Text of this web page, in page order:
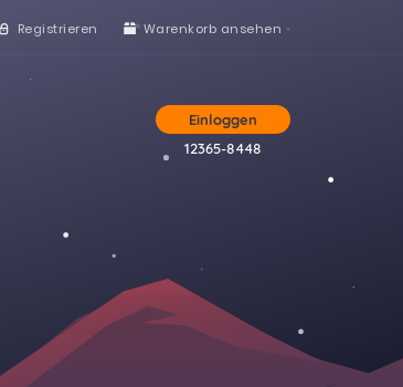
Registrieren Warenkorb ansehen
Einloggen
12365-8448